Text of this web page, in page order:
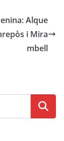
Alque
i Mira
mbell